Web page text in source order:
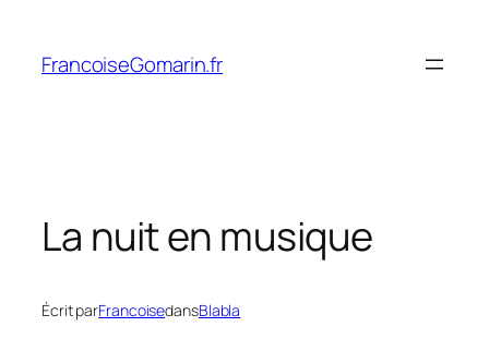
contenu
FrancoiseGomarin.fr
La nuit en musique
Écrit parFrancoisedansBlabla